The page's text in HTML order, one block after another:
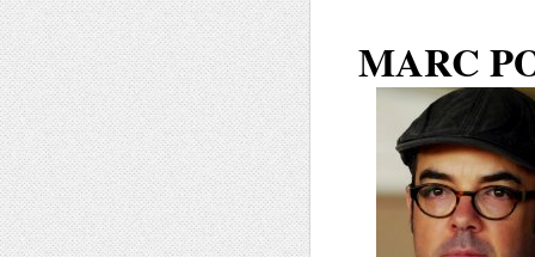
MARC